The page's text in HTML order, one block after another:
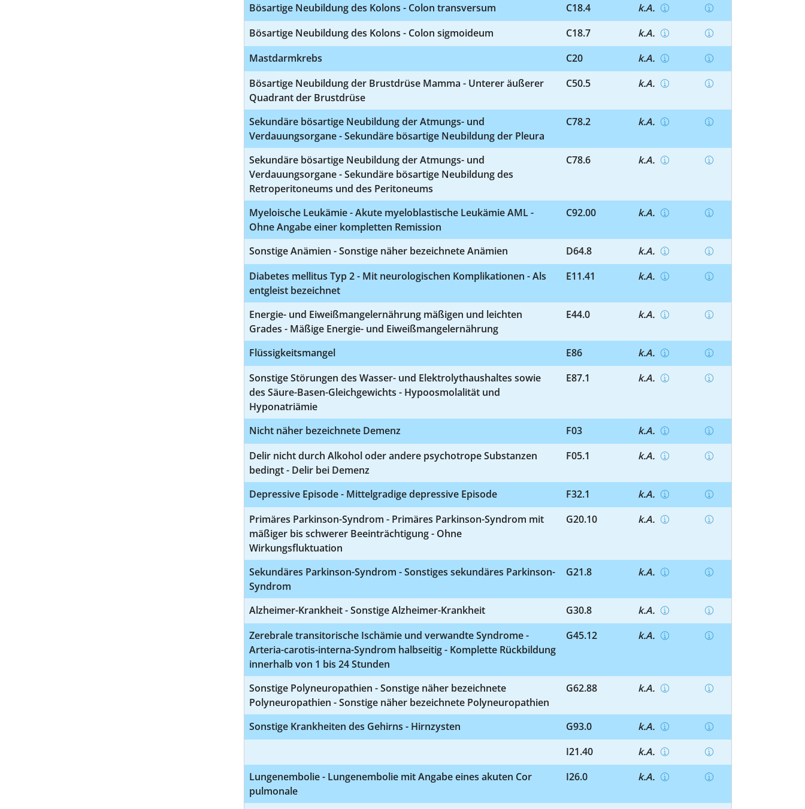
Bösartige Neubildung des Kolons - Colon transversum
C18.4
k.A.
Bösartige Neubildung des Kolons - Colon sigmoideum
C18.7
k.A.
Mastdarmkrebs
C20
k.A.
Bösartige Neubildung der Brustdrüse Mamma - Unterer äußerer
Quadrant der Brustdrüse
C50.5 k.A.
Sekundäre bösartige Neubildung der Atmungs- und
Verdauungsorgane - Sekundäre bösartige Neubildung der Pleura
C78.2 k.A.
Sekundäre bösartige Neubildung der Atmungs- und
Verdauungsorgane - Sekundäre bösartige Neubildung des
Retroperitoneums und des Peritoneums
C78.6 k.A.
Myeloische Leukämie - Akute myeloblastische Leukämie AML -
Ohne Angabe einer kompletten Remission
C92.00 k.A.
Sonstige Anämien - Sonstige näher bezeichnete Anämien D64.8
k.A.
Diabetes mellitus Typ 2 - Mit neurologischen Komplikationen - Als
entgleist bezeichnet
E11.41 k.A.
Energie- und Eiweißmangelernährung mäßigen und leichten
Grades - Mäßige Energie- und Eiweißmangelernährung
E44.0 k.A.
Flüssigkeitsmangel E86
k.A.
Sonstige Störungen des Wasser- und Elektrolythaushaltes sowie
des Säure-Basen-Gleichgewichts - Hypoosmolalität und
Hyponatriämie
E87.1 k.A.
Nicht näher bezeichnete Demenz F03
k.A.
Delir nicht durch Alkohol oder andere psychotrope Substanzen
bedingt - Delir bei Demenz
F05.1 k.A.
Depressive Episode - Mittelgradige depressive Episode F32.1
k.A.
Primäres Parkinson-Syndrom - Primäres Parkinson-Syndrom mit
mäßiger bis schwerer Beeinträchtigung - Ohne
Wirkungsfluktuation
G20.10 k.A.
Sekundäres Parkinson-Syndrom - Sonstiges sekundäres Parkinson-
Syndrom
G21.8 k.A.
Alzheimer-Krankheit - Sonstige Alzheimer-Krankheit G30.8
k.A.
Zerebrale transitorische Ischämie und verwandte Syndrome -
Arteria-carotis-interna-Syndrom halbseitig - Komplette Rückbildung
innerhalb von 1 bis 24 Stunden
G45.12 k.A.
Sonstige Polyneuropathien - Sonstige näher bezeichnete
Polyneuropathien - Sonstige näher bezeichnete Polyneuropathien
G62.88 k.A.
Sonstige Krankheiten des Gehirns - Hirnzysten G93.0
k.A.
I21.40
k.A.
Lungenembolie - Lungenembolie mit Angabe eines akuten Cor
pulmonale
I26.0 k.A.